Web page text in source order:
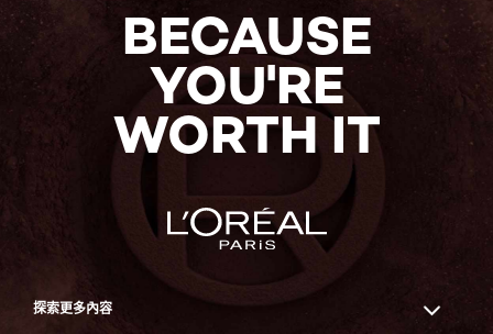
BECAUSE
YOU'RE
WORTH IT
探索更多內容